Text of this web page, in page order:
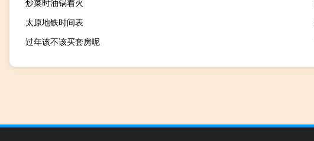
炒菜时油锅着火
太原地铁时间表
过年该不该买套房呢